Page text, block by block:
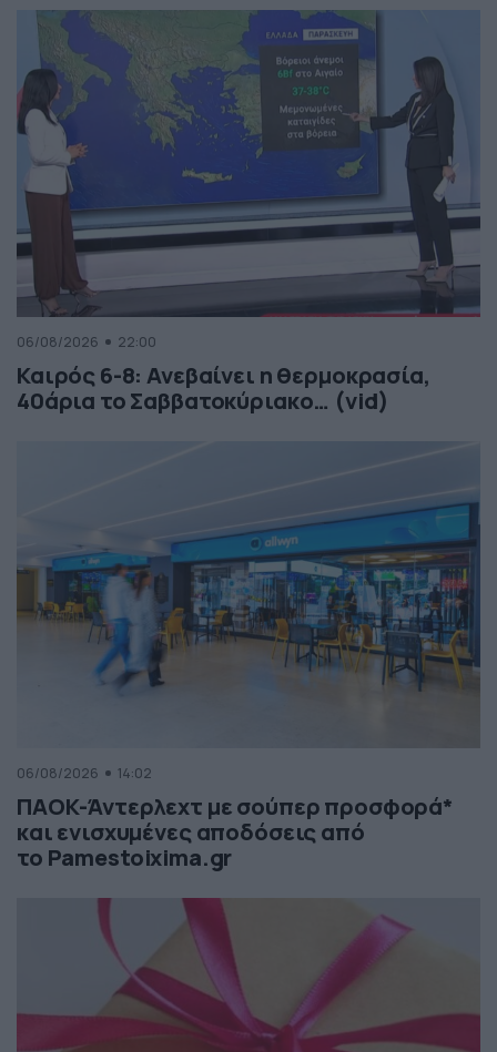
06/08/2026 22:00
Καιρός 6-8: Ανεβαίνει η θερμοκρασία,
40άρια το Σαββατοκύριακο… (vid)
06/08/2026 14:02
ΠΑΟΚ-Άντερλεχτ με σούπερ προσφορά*
και ενισχυμένες αποδόσεις από
το Pamestoixima.gr